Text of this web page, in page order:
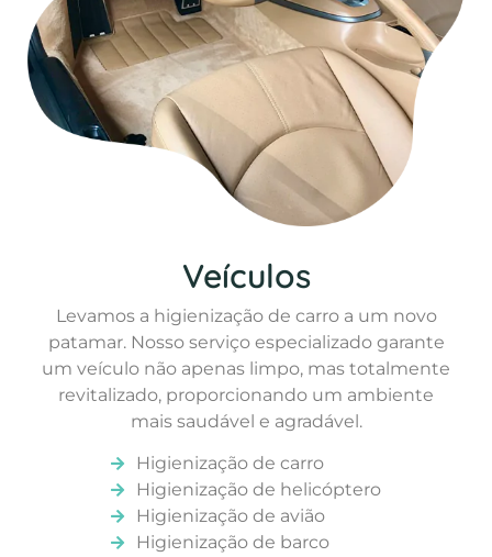
Veículos
Levamos a higienização de carro a um novo
patamar. Nosso serviço especializado garante
um veículo não apenas limpo, mas totalmente
revitalizado, proporcionando um ambiente
mais saudável e agradável.
Higienização de carro
Higienização de helicóptero
Higienização de avião
Higienização de barco